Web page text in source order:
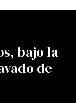
bajo la
de